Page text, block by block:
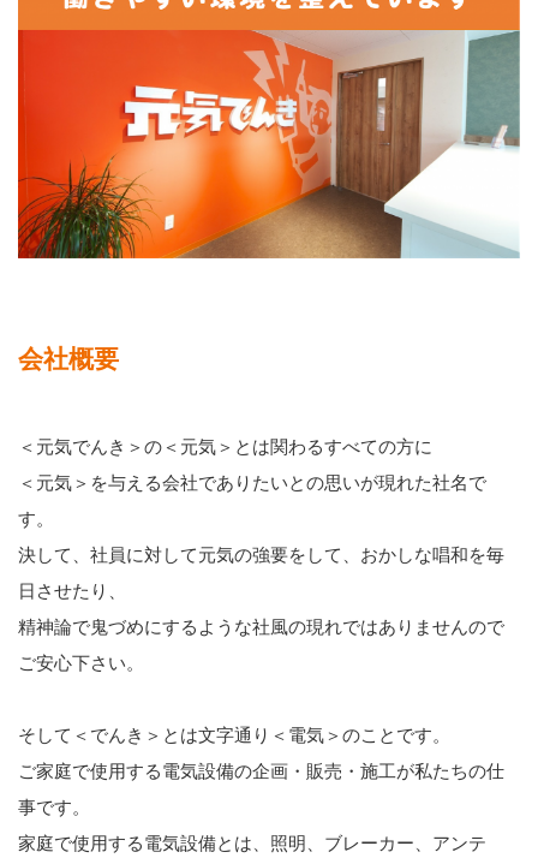
会社概要
＜元気でんき＞の＜元気＞とは関わるすべての方に
＜元気＞を与える会社でありたいとの思いが現れた社名で
す。
決して、社員に対して元気の強要をして、おかしな唱和を毎
日させたり、
精神論で鬼づめにするような社風の現れではありませんので
ご安心下さい。
そして＜でんき＞とは文字通り＜電気＞のことです。
ご家庭で使用する電気設備の企画・販売・施工が私たちの仕
事です。
家庭で使用する電気設備とは、照明、ブレーカー、アンテ